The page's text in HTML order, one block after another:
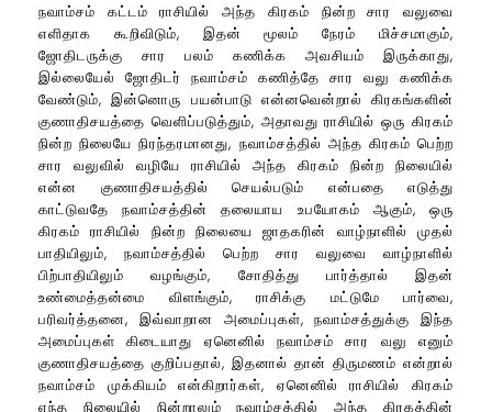
நவாம்சம் கட்டம் ராசியில் அந்த கிரகம் நின்ற சார வலுவை
எளிதாக கூறிவிடும், இதன் மூலம் நேரம் மிச்சமாகும்,
ஜோதிடருக்கு சார பலம் கணிக்க அவசியம் இருக்காது,
இல்லையேல் ஜோதிடர் நவாம்சம் கணித்தே சார வலு கணிக்க
வேண்டும், இன்னொரு பயன்பாடு என்னவென்றால் கிரகங்களின்
குணாதிசயத்தை வெளிப்படுத்தும், அதாவது ராசியில் ஒரு கிரகம்
நின்ற நிலையே நிரந்தரமானது, நவாம்சத்தில் அந்த கிரகம் பெற்ற
சார வலுவில் வழியே ராசியில் அந்த கிரகம் நின்ற நிலையில்
என்ன குணாதிசயத்தில் செயல்படும் என்பதை எடுத்து
காட்டுவதே நவாம்சத்தின் தலையாய உபயோகம் ஆகும், ஒரு
கிரகம் ராசியில் நின்ற நிலையை ஜாதகரின் வாழ்நாளில் முதல்
பாதியிலும், நவாம்சத்தில் பெற்ற சார வலுவை வாழ்நாளில்
பிற்பாதியிலும் வழங்கும், சோதித்து பார்த்தால் இதன்
உண்மைத்தன்மை விளங்கும், ராசிக்கு மட்டுமே பார்வை,
பரிவர்த்தனை, இவ்வாறான அமைப்புகள், நவாம்சத்துக்கு இந்த
அமைப்புகள் கிடையாது ஏனெனில் நவாம்சம் சார வலு எனும்
குணாதிசயத்தை குறிப்பதால், இதனால் தான் திருமணம் என்றால்
நவாம்சம் முக்கியம் என்கிறார்கள், ஏனெனில் ராசியில் கிரகம்
எந்த நிலையில் நின்றாலும் நவாம்சத்தில் அந்த கிரகத்தின்